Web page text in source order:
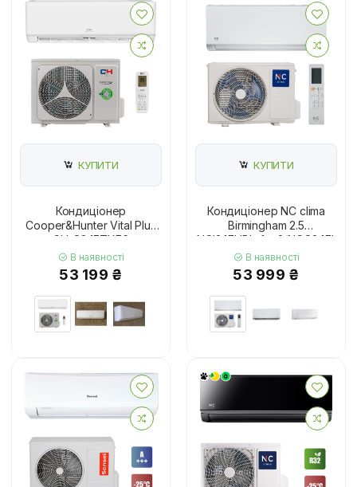
КУПИТИ
Кондиціонер
Cooper&Hunter Vital Plus
CH-S24FTXF6
В наявності
53 199 ₴
КУПИТИ
Кондиціонер NC clima
Birmingham 2.5
NCI24EHBIw1eu2/
В наявності
53 999 ₴